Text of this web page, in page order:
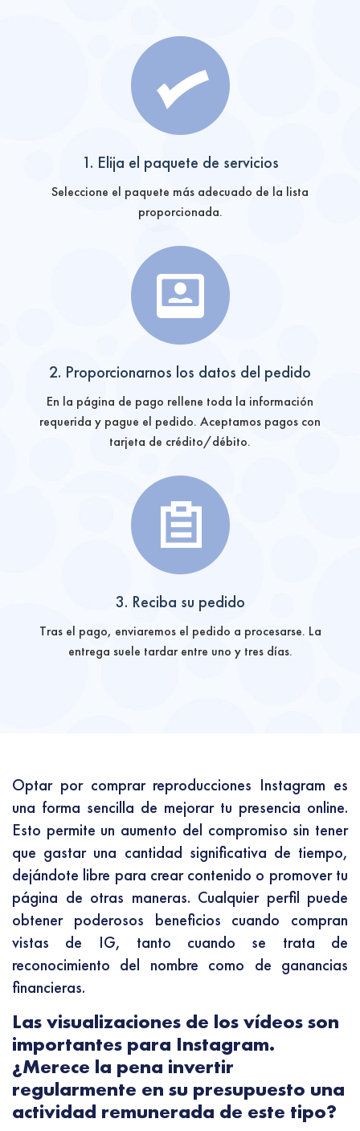
1. Elija el paquete de servicios
Seleccione el paquete más adecuado de la lista
proporcionada.
2. Proporcionarnos los datos del pedido
En la página de pago rellene toda la información
requerida y pague el pedido. Aceptamos pagos con
tarjeta de crédito/débito.
3. Reciba su pedido
Tras el pago, enviaremos el pedido a procesarse. La
entrega suele tardar entre uno y tres días.
Optar por comprar reproducciones Instagram es
una forma sencilla de mejorar tu presencia online.
Esto permite un aumento del compromiso sin tener
que gastar una cantidad significativa de tiempo,
dejándote libre para crear contenido o promover tu
página de otras maneras. Cualquier perfil puede
obtener poderosos beneficios cuando compran
vistas de IG, tanto cuando se trata de
reconocimiento del nombre como de ganancias
financieras.
Las visualizaciones de los vídeos son
importantes para Instagram.
¿Merece la pena invertir
regularmente en su presupuesto una
actividad remunerada de este tipo?